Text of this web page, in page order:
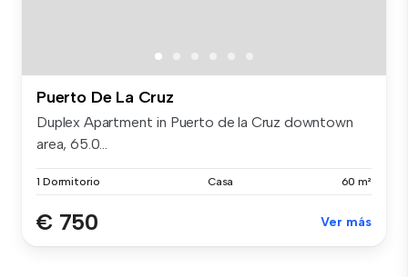
Puerto De La Cruz
Duplex Apartment in Puerto de la Cruz downtown
area, 65.0...
1 Dormitorio Casa 60 m²
€ 750 Ver más